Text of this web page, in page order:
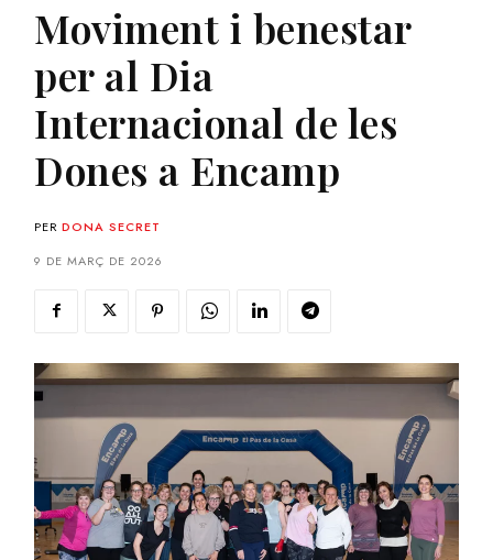
Moviment i benestar
per al Dia
Internacional de les
Dones a Encamp
PER DONA SECRET
9 DE MARÇ DE 2026